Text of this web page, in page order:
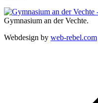
Gymnasium an der Vechte.
Webdesign by web-rebel.com